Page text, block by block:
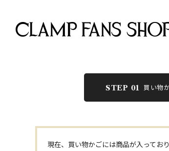
STEP 01 買い物
現在、買い物かごには商品が入っており